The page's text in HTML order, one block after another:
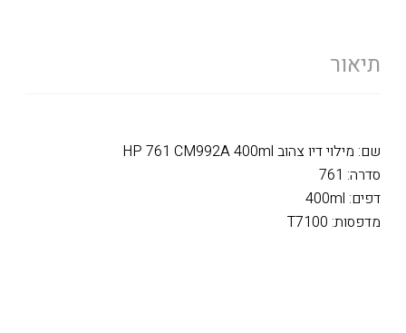
תיאור
שם: מילוי דיו צהוב HP 761 CM992A 400ml
סדרה: 761
דפים: 400ml
מדפסות: T7100